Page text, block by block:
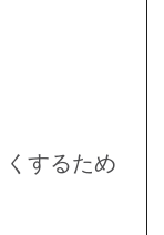
するため